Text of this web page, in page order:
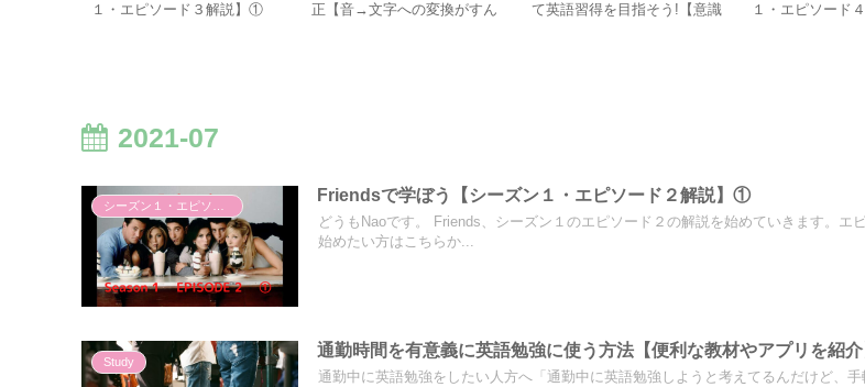
１・エピソード３解説】①
正【音→文字への変換がすん
て英語習得を目指そう!【意識
１・エピソード
2021-07
シーズン１・エピソード２
Friendsで学ぼう【シーズン１・エピソード２解説】①
どうもNaoです。 Friends、シーズン１のエピソード２の解説を始めていきます。エ
始めたい方はこちらか...
Study
通勤時間を有意義に英語勉強に使う方法【便利な教材やアプリを紹介
通勤中に英語勉強をしたい人方へ「通勤中に英語勉強しようと考えてるんだけど、